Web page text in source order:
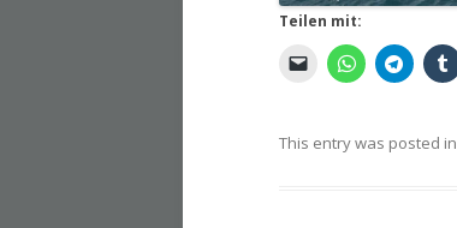
Teilen mit:
This entry was posted in